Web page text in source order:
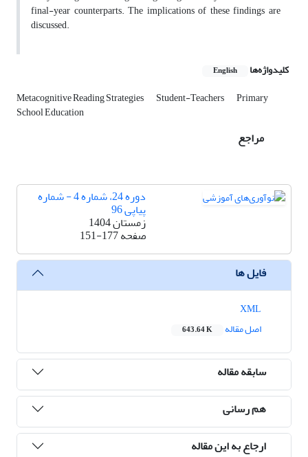
final-year counterparts. The implications of these findings are
discussed.
کلیدواژه‌ها English
Metacognitive Reading Strategies Student-Teachers Primary
School Education
مراجع
دوره 24، شماره 4 - شماره
پیاپی 96
زمستان 1404
صفحه151-177
فایل ها
اصل مقاله
643.64 K
سابقه مقاله
هم رسانی
ارجاع به این مقاله